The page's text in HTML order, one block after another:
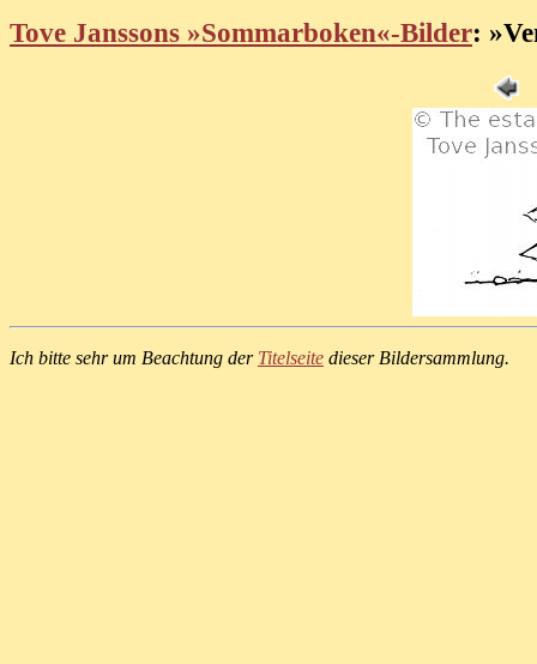
Tove Janssons »Sommarboken«-Bilder:
Ich bitte sehr um Beachtung der Titelseite dieser Bildersammlung.